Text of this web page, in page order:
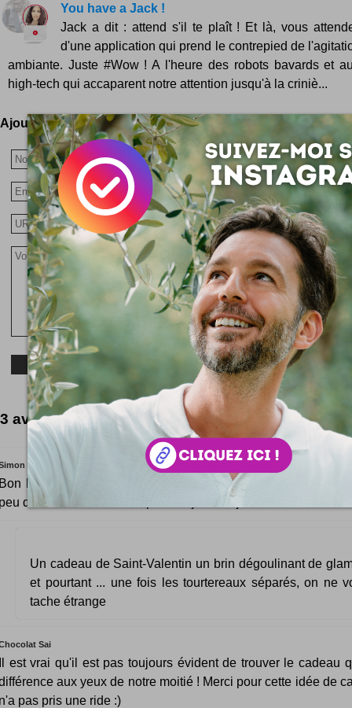
You have a Jack !
Jack a dit : attend s'il te plaît ! Et là, vous
d'une application qui prend le contrepied de
ambiante. Juste #Wow ! A l'heure des robots bavards et
high-tech qui accaparent notre attention jusqu'à la criniè...
Ajoutez votre avis !
3 avis éclairés
là faut juste couper le bras à la dame mais je suis sûr
de bonne volonté elle pourrait jouer le jeu ...
Un cadeau de Saint-Valentin un brin dégoulinant de
et pourtant ... une fois les tourtereaux séparés, on ne
tache étrange
Sai
est vrai qu'il est pas toujours évident de trouver le cadeau
aux yeux de notre moitié ! Merci pour cette idée de
pas pris une ride :)